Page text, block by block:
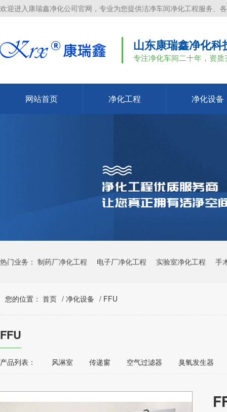
欢迎进入康瑞鑫净化公司官网，专业为您提供洁净车间净化工程服务、
山东康瑞鑫净化科
专注净化车间二十年，资质
网站首页 净化工程 净化设备
热门业务： 制药厂净化工程 电子厂净化工程 实验室净化工程 手
您的位置： 首页 / 净化设备 / FFU
FFU
产品列表： 风淋室 传递窗 空气过滤器 臭氧发生器